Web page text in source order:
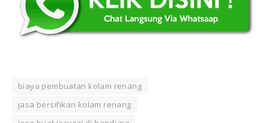
biaya pembuatan kolam renang
jasa bersihkan kolam renang